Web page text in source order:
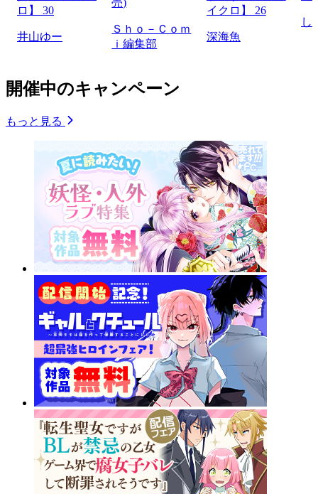
ロ】 30
井山ゆー
Ｓｈｏ－Ｃｏｍ
ｉ編集部
イクロ】 26
深海魚
し
開催中のキャンペーン
もっと見る